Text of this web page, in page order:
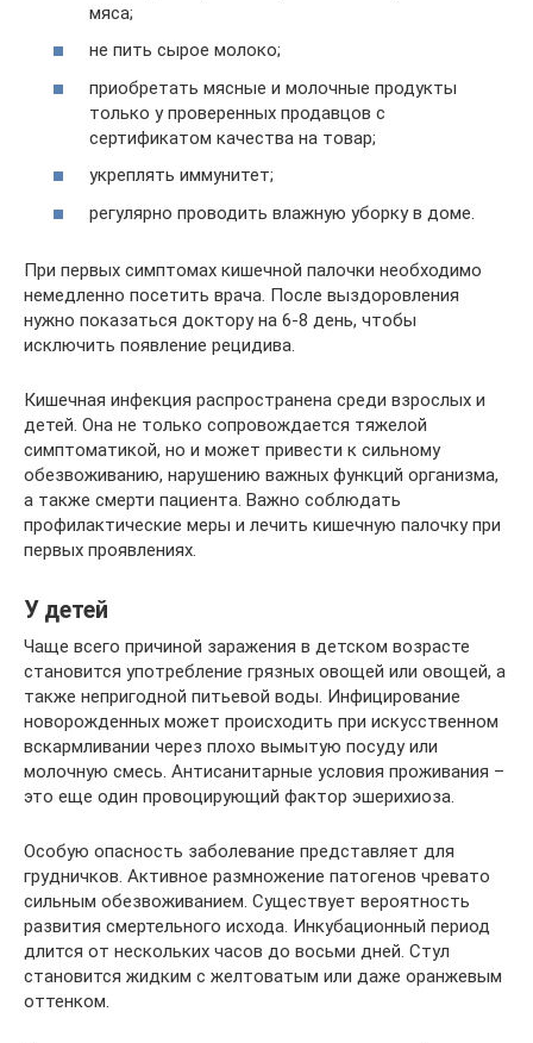
мяса;
не пить сырое молоко;
приобретать мясные и молочные продукты
только у проверенных продавцов с
сертификатом качества на товар;
укреплять иммунитет;
регулярно проводить влажную уборку в доме.
При первых симптомах кишечной палочки необходимо
немедленно посетить врача. После выздоровления
нужно показаться доктору на 6-8 день, чтобы
исключить появление рецидива.
Кишечная инфекция распространена среди взрослых и
детей. Она не только сопровождается тяжелой
симптоматикой, но и может привести к сильному
обезвоживанию, нарушению важных функций организма,
а также смерти пациента. Важно соблюдать
профилактические меры и лечить кишечную палочку при
первых проявлениях.
У детей
Чаще всего причиной заражения в детском возрасте
становится употребление грязных овощей или овощей, а
также непригодной питьевой воды. Инфицирование
новорожденных может происходить при искусственном
вскармливании через плохо вымытую посуду или
молочную смесь. Антисанитарные условия проживания –
это еще один провоцирующий фактор эшерихиоза.
Особую опасность заболевание представляет для
грудничков. Активное размножение патогенов чревато
сильным обезвоживанием. Существует вероятность
развития смертельного исхода. Инкубационный период
длится от нескольких часов до восьми дней. Стул
становится жидким с желтоватым или даже оранжевым
оттенком.